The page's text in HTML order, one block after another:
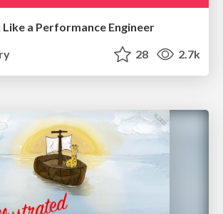
a Performance Engineer
28 2.7k